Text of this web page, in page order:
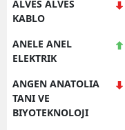
ALVES ALVES
KABLO
ANELE ANEL
ELEKTRIK
ANGEN ANATOLIA
TANI VE
BIYOTEKNOLOJI